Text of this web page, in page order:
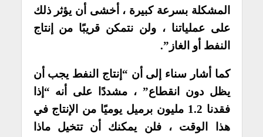
المشكلة بسرعة كبيرة ، أخشى أن يؤثر ذلك
على عملياتنا ، ولن نتمكن قريبًا من إنتاج
النفط أو الغاز”.
كما أشار سناء إلى أن “إنتاج النفط يجب أن
يظل دون انقطاع” ، مشددًا على أنه “إذا
فقدنا 1.2 مليون برميل يوميًا من الإنتاج في
هذا الوقت ، فلن يمكنك أن تتخيل ماذا